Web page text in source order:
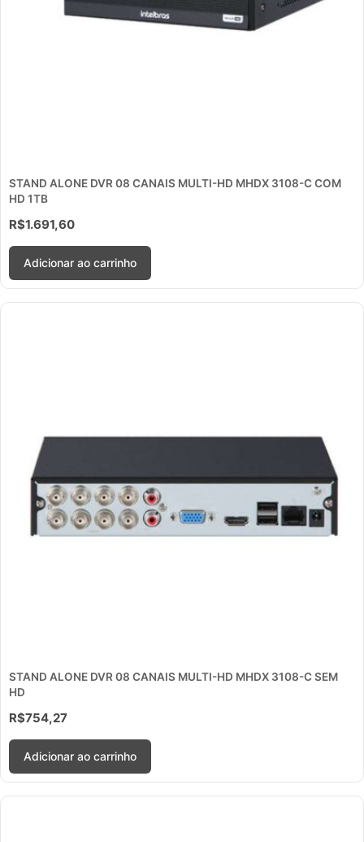
STAND ALONE DVR 08 CANAIS MULTI-HD MHDX 3108-C COM
HD 1TB
R$1.691,60
Adicionar ao carrinho
STAND ALONE DVR 08 CANAIS MULTI-HD MHDX 3108-C SEM
HD
R$754,27
Adicionar ao carrinho